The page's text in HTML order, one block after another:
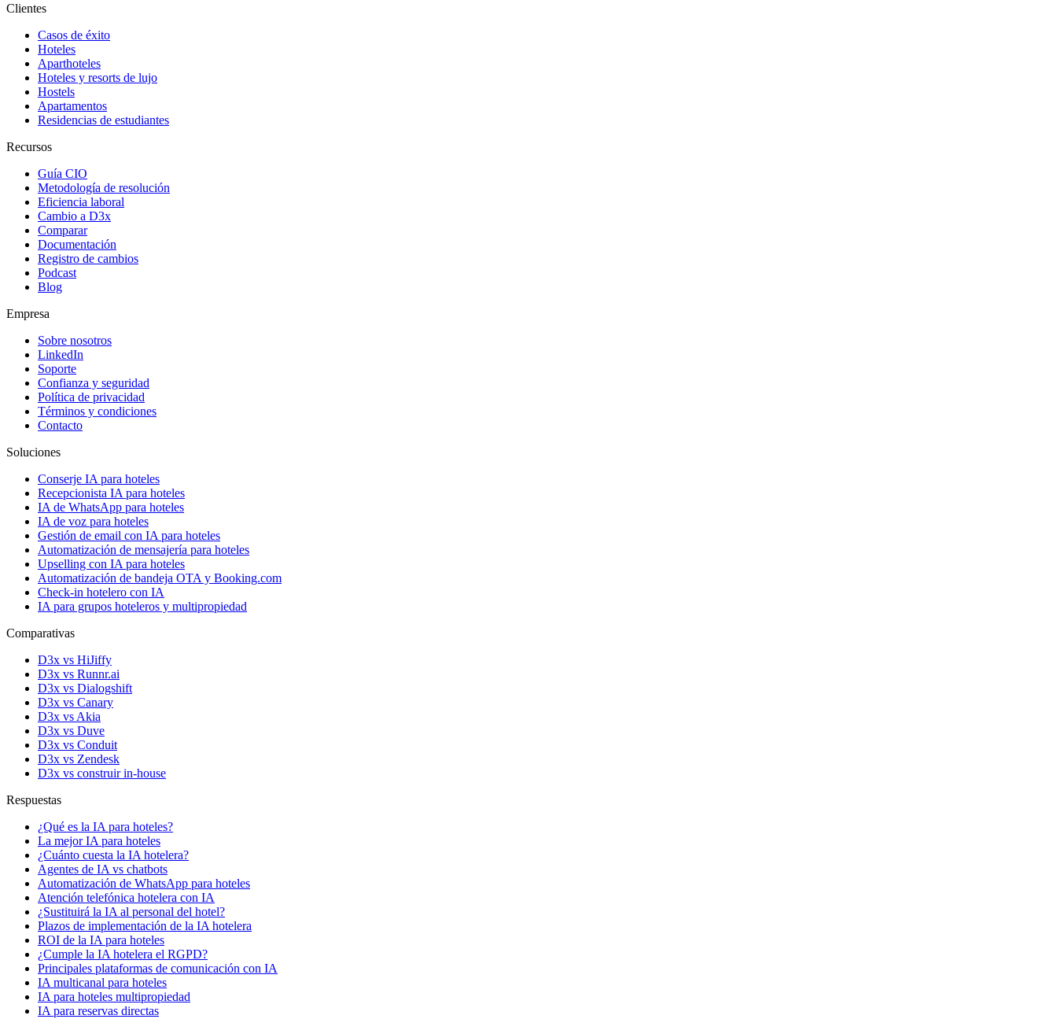
Clientes
Casos de éxito
Hoteles
Aparthoteles
Hoteles y resorts de lujo
Hostels
Apartamentos
Residencias de estudiantes
Recursos
Guía CIO
Metodología de resolución
Eficiencia laboral
Cambio a D3x
Comparar
Documentación
Registro de cambios
Podcast
Blog
Empresa
Sobre nosotros
LinkedIn
Soporte
Confianza y seguridad
Política de privacidad
Términos y condiciones
Contacto
Soluciones
Conserje IA para hoteles
Recepcionista IA para hoteles
IA de WhatsApp para hoteles
IA de voz para hoteles
Gestión de email con IA para hoteles
Automatización de mensajería para hoteles
Upselling con IA para hoteles
Automatización de bandeja OTA y Booking.com
Check-in hotelero con IA
IA para grupos hoteleros y multipropiedad
Comparativas
D3x vs HiJiffy
D3x vs Runnr.ai
D3x vs Dialogshift
D3x vs Canary
D3x vs Akia
D3x vs Duve
D3x vs Conduit
D3x vs Zendesk
D3x vs construir in-house
Respuestas
¿Qué es la IA para hoteles?
La mejor IA para hoteles
¿Cuánto cuesta la IA hotelera?
Agentes de IA vs chatbots
Automatización de WhatsApp para hoteles
Atención telefónica hotelera con IA
¿Sustituirá la IA al personal del hotel?
Plazos de implementación de la IA hotelera
ROI de la IA para hoteles
¿Cumple la IA hotelera el RGPD?
Principales plataformas de comunicación con IA
IA multicanal para hoteles
IA para hoteles multipropiedad
IA para reservas directas